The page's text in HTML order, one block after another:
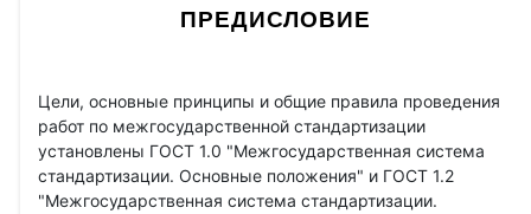
ПРЕДИСЛОВИЕ
Цели, основные принципы и общие правила проведения
работ по межгосударственной стандартизации
установлены ГОСТ 1.0 "Межгосударственная система
стандартизации. Основные положения" и ГОСТ 1.2
"Межгосударственная система стандартизации.